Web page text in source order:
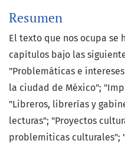
Resumen
El texto que nos ocupa se
capítulos bajo las
"Problemáticas e
la ciudad de México";
"Libreros, librerías y
lecturas"; "Proyectos
problemiticas culturales";